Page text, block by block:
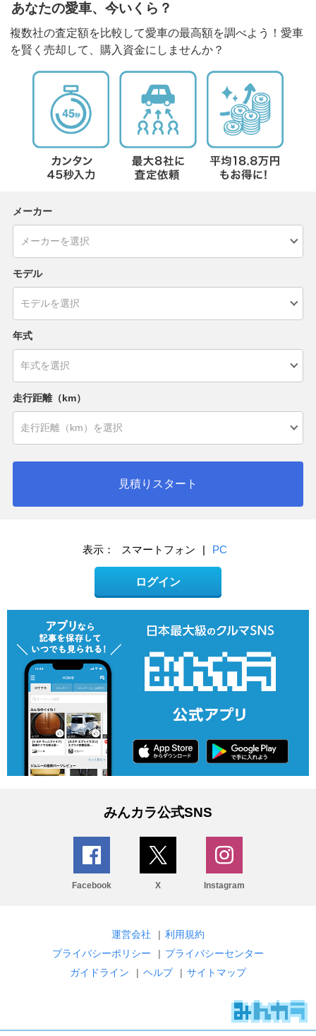
あなたの愛車、今いくら？
複数社の査定額を比較して愛車の最高額を調べよう！愛車
を賢く売却して、購入資金にしませんか？
メーカー
モデル
年式
走行距離（km）
見積りスタート
表示： スマートフォン | PC
ログイン
みんカラ公式SNS
Facebook X Instagram
運営会社 | 利用規約
プライバシーポリシー
| プライバシーセンター
ガイドライン
| ヘルプ | サイトマップ